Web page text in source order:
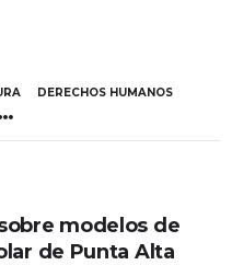
DERECHOS HUMANOS
modelos de
de Punta Alta